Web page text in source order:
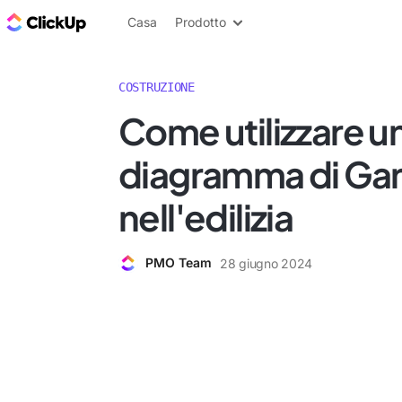
Blog di ClickUp
Casa Prodotto
COSTRUZIONE
Come utilizzare
diagramma di
nell'edilizia
PMO Team 28 giugno 2024